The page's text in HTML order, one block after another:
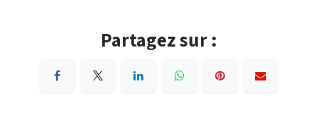
Partagez sur :​